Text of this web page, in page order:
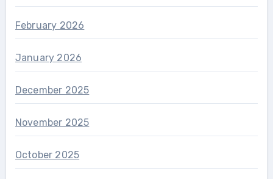
February 2026
January 2026
December 2025
November 2025
October 2025